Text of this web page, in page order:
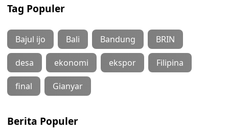
Tag Populer
Bajul ijo Bali Bandung BRIN
desa ekonomi ekspor Filipina
final Gianyar
Berita Populer